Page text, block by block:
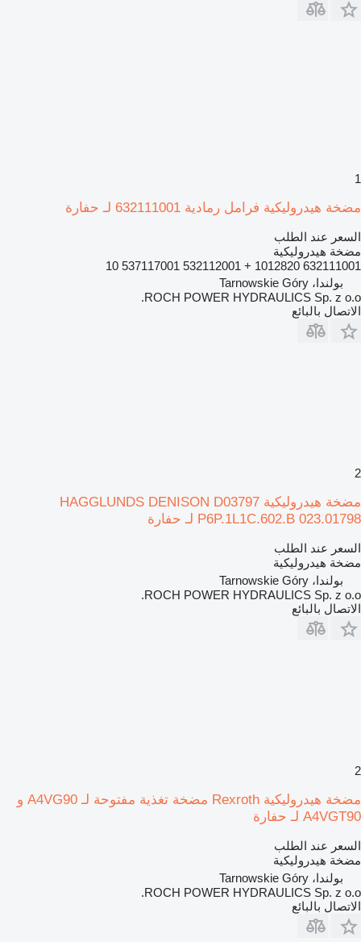
1
مضخة هيدروليكية فرامل رمادية 632111001 لـ حفارة
السعر عند الطلب
مضخة هيدروليكية
632111001 1012820 + 532112001 537117001 10
بولندا، Tarnowskie Góry
ROCH POWER HYDRAULICS Sp. z o.o.
الاتصال بالبائع
2
مضخة هيدروليكية HAGGLUNDS DENISON D03797
P6P.1L1C.602.B 023.01798 لـ حفارة
السعر عند الطلب
مضخة هيدروليكية
بولندا، Tarnowskie Góry
ROCH POWER HYDRAULICS Sp. z o.o.
الاتصال بالبائع
2
مضخة هيدروليكية Rexroth مضخة تغذية مفتوحة لـ A4VG90 و
A4VGT90 لـ حفارة
السعر عند الطلب
مضخة هيدروليكية
بولندا، Tarnowskie Góry
ROCH POWER HYDRAULICS Sp. z o.o.
الاتصال بالبائع